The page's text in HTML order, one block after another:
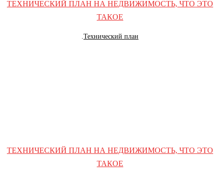
ТЕХНИЧЕСКИЙ ПЛАН НА НЕДВИЖИМОСТЬ, ЧТО ЭТО
ТАКОЕ
Технический план
ТЕХНИЧЕСКИЙ ПЛАН НА НЕДВИЖИМОСТЬ, ЧТО ЭТО
ТАКОЕ